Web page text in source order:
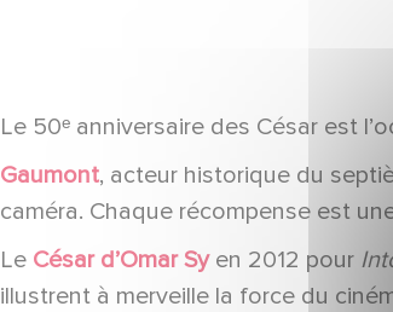
Le 50ᵉ anniversaire des César est
Gaumont, acteur historique du
caméra. Chaque récompense est
Le César d’Omar Syen 2012 pour
illustrent à merveille la force du